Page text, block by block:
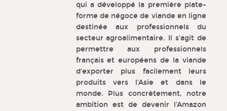
qui a développé la première plate-
forme de négoce de viande en ligne
destinée aux professionnels du
secteur agroalimentaire. Il s’agit de
permettre aux professionnels
français et européens de la viande
d’exporter plus facilement leurs
produits vers l’Asie et dans le
monde. Plus concrètement, notre
ambition est de devenir l’Amazon